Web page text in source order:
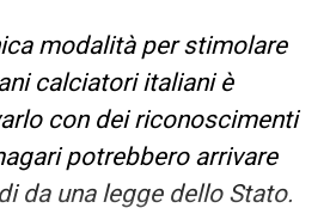
modalità per stimolare
calciatori italiani è
con dei riconoscimenti
potrebbero arrivare
da una legge dello Stato.